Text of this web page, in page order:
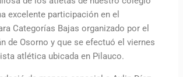
excelente participación en el
Categorías Bajas organizado por el
de Osorno y que se efectuó el viernes
atlética ubicada en Pilauco.